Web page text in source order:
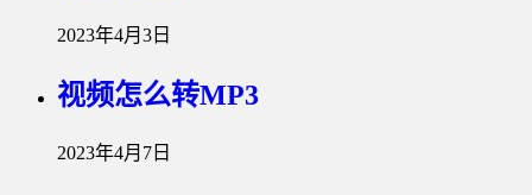
2023年4月3日
视频怎么转MP3
2023年4月7日